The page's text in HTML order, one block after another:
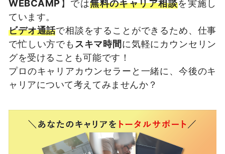
WEBCAMP 】では無料のキャリア相談を実施し
ています。
ビデオ通話で相談をすることができるため、仕事
で忙しい方でも スキマ時間に気軽にカウンセリン
グを受けることも可能です！
プロのキャリアカウンセラーと一緒に、今後のキ
ャリアについて考えてみませんか？